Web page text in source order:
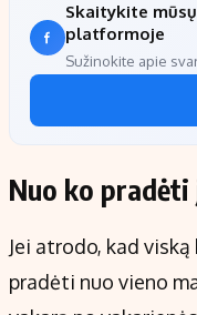
Skaitykite
platformoje
Sužinokite apie
Nuo ko pradėti
Jei atrodo, kad
pradėti nuo vieno